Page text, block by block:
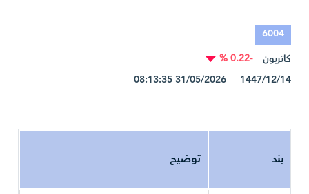
6004
كاتريون
-0.22 %
1447/12/14 31/05/2026 08:13:35
بند توضيح